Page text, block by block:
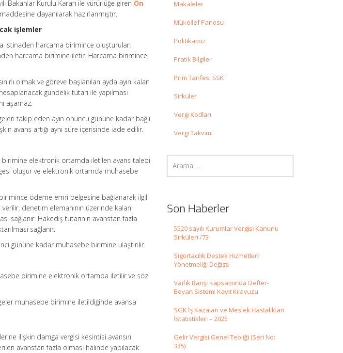
Bakanlar Kurulu Kararı ile yürürlüğe giren Ön
dayanılarak hazırlanmıştır.
işlemler
istinaden harcama birimince oluşturulan
harcama birimine iletir. Harcama birimince,
olmak ve göreve başlanılan ayda ayın kalan
gündelik tutarı ile yapılması
aşamaz.
takip eden ayın onuncu gününe kadar bağlı
avans artığı aynı süre içerisinde iade edilir.
birimine elektronik ortamda iletilen avans talebi
oluşur ve elektronik ortamda muhasebe
ödeme emri belgesine bağlanarak ilgili
denetim elemanının üzerinde kalan
sağlanır. Hakediş tutarının avanstan fazla
sağlanır.
gününe kadar muhasebe birimine ulaştırılır.
birimine elektronik ortamda iletilir ve söz
muhasebe birimine iletildiğinde avansa
ilişkin damga vergisi kesintisi avansın
avanstan fazla olması halinde yapılacak
Makaleler
Mükellef Panosu
Politikamız
Pratik Bilgiler
Prim Tarifesi SSK
Sirküler
Vergi Kodları
Vergi Takvimi
Son Haberler
5520 sayılı Kurumlar Vergisi Kanunu
Sirküleri /73
Sigortacılık Destek Hizmetleri
Yönetmeliği Değişti
Varlık Barışı Kapsamında Defter-
Beyan Sistemi Kayıt Kılavuzu
SGK İş Kazaları ve Meslek Hastalıkları
İstatistikleri – 2025
Gelir Vergisi Genel Tebliği (Seri No:
335)